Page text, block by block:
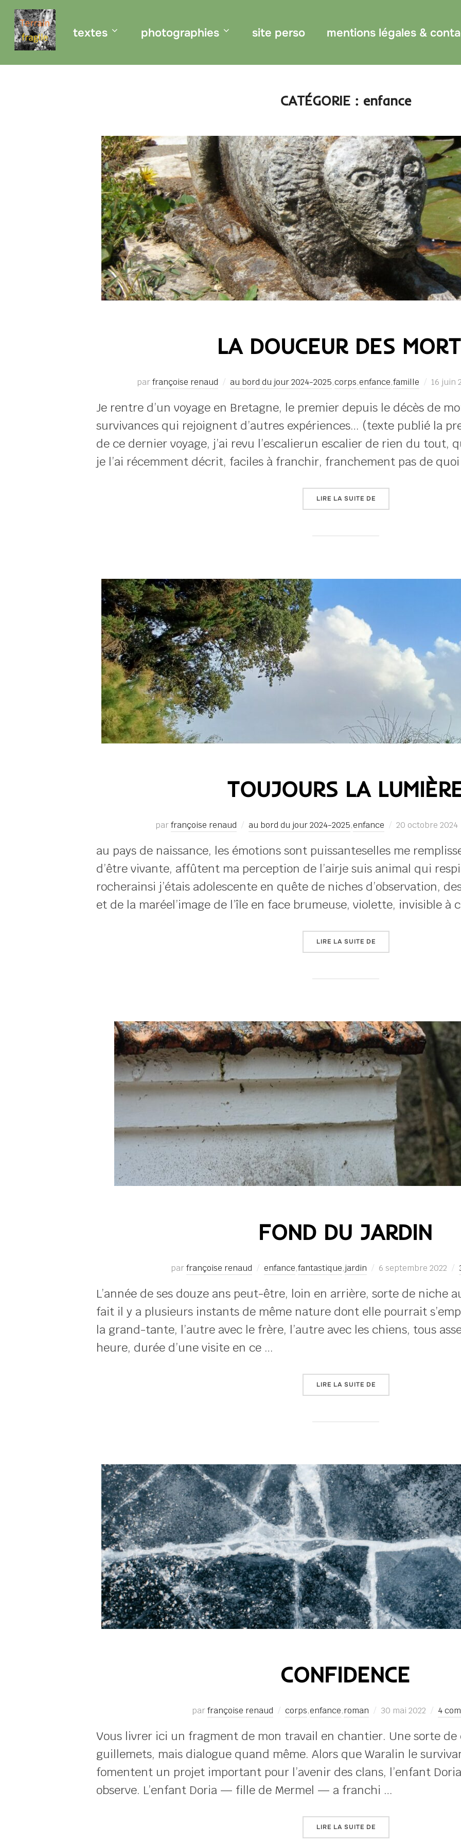
Aller
contenu
textes photographies site perso mentions légales &
CATÉGORIE : enfance
LA DOUCEUR DES
parfrançoise renaud au bord du jour 2024-2025,corps,enfance,famille
Publié
16 juin
Je rentre d’un voyage en Bretagne, le premier depuis le décès de
survivances qui rejoignent d’autres expériences… (texte publié la
de ce dernier voyage, j’ai revu l’escalierun escalier de rien du tout,
je l’ai récemment décrit, faciles à franchir, franchement pas de
LIRE LA SUITE DE« LA DOUCEUR DES
TOUJOURS LA
parfrançoise renaud au bord du jour 2024-2025,enfance
Publié
20 octobre 2024
au pays de naissance, les émotions sont puissanteselles me
d’être vivante, affûtent ma perception de l’airje suis animal qui
rocherainsi j’étais adolescente en quête de niches d’observation,
et de la maréel’image de l’île en face brumeuse, violette, invisible à
LIRE LA SUITE DE« TOUJOURS LA
FOND DU JARDIN
parfrançoise renaud enfance,fantastique,jardin
Publié
6 septembre 2022
L’année de ses douze ans peut-être, loin en arrière, sorte de niche
fait il y a plusieurs instants de même nature dont elle pourrait
la grand-tante, l’autre avec le frère, l’autre avec les chiens, tous
heure, durée d’une visite en ce …
LIRE LA SUITE DE« FOND DU JARDIN »
CONFIDENCE
parfrançoise renaud corps,enfance,roman
Publié
30 mai 2022 4
Vous livrer ici un fragment de mon travail en chantier. Une sorte de
guillemets, mais dialogue quand même. Alors que Waralin le
fomentent un projet important pour l’avenir des clans, l’enfant
observe. L’enfant Doria — fille de Mermel — a franchi …
LIRE LA SUITE DE« CONFIDENCE »